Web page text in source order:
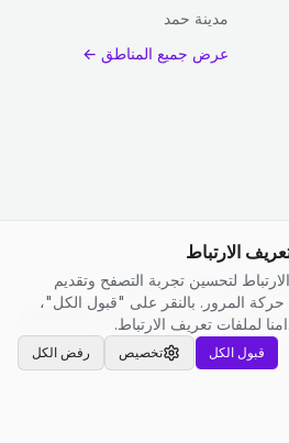
الارتباط
لتحسين تجربة التصفح وتقديم
المرور. بالنقر على "قبول الكل"،
لملفات تعريف الارتباط.
رفض الكل تخصيص قبول الكل
مدينة حمد
عرض جميع المناطق ←
سياسة الخصوصية
الشروط والأحكام |